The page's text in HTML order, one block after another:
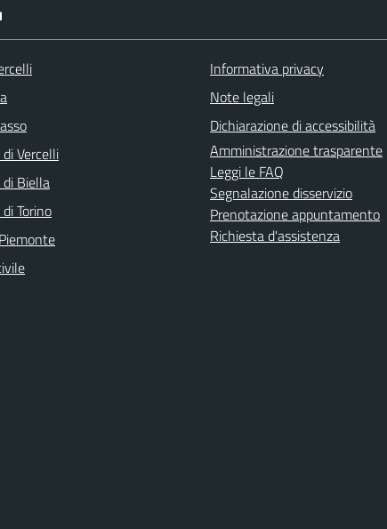
Vercelli
Biella
Torino
Informativa privacy
Note legali
Dichiarazione di accessibilità
Amministrazione trasparente
Leggi le FAQ
Segnalazione disservizio
Prenotazione appuntamento
Richiesta d'assistenza